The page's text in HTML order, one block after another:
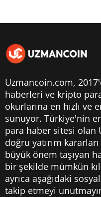
Uzmancoin.com,
haberleri ve kripto
okurlarına en hızlı ve
sunuyor. Türkiye'nin
para haber sitesi olan
doğru yatırım
büyük önem taşıyan
bir şekilde mümkün
ayrıca aşağıdaki
takip etmeyi